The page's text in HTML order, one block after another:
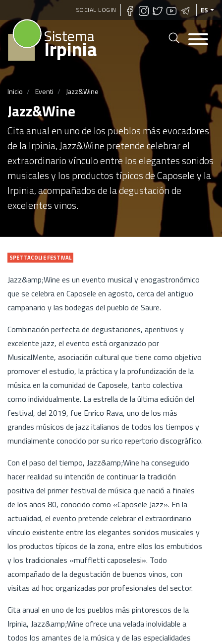
Pasar
al
contenido
SOCIAL LOGIN ES
Sistema
Irpinia
Inicio Eventi Jazz&Wine
Jazz&Wine
Cita anual en uno de los pueblos más evocadores
de la Irpinia, Jazz&Wine pretende celebrar el
extraordinario vínculo entre los elegantes sonidos
musicales y los productos típicos de Caposele y la
Irpinia, acompañados de la degustación de
excelentes vinos.
SPETTACOLI E FESTIVAL
Jazz&amp;Wine es un evento musical y enogastronómico
que se celebra en Caposele en agosto, cerca del antiguo
campanario y las bodegas del pueblo de Saure.
Combinación perfecta de degustaciones, aperitivos y
excelente jazz, el evento está organizado por
MusicalMente, asociación cultural que tiene como objetivo
promover el estudio, la práctica y la profundización de la
música en la comunidad de Caposele, tanto colectiva
como individualmente. La estrella de la última edición del
festival, del 2019, fue Enrico Rava, uno de los más
grandes músicos de jazz italianos de todos los tiempos y
mundialmente conocido por su rico repertorio discográfico.
Con el paso del tiempo, Jazz&amp;Wine ha conseguido
hacer realidad su intención de continuar la tradición
positiva del primer festival de música que nació a finales
de los años 80, conocido como «Caposele Jazz». En la
actualidad, el evento pretende celebrar el extraordinario
vínculo existente entre los elegantes sonidos musicales y
los productos típicos de la zona, entre ellos los embutidos
y los tradicionales «muffletti caposelesi». Todo
acompañado de la degustación de buenos vinos, con
visitas ad hoc organizadas por profesionales del sector.
Cita anual en uno de los pueblos más pintorescos de la
Irpinia, Jazz&amp;Wine ofrece una velada inolvidable a
todos los amantes de la música y de las especialidades